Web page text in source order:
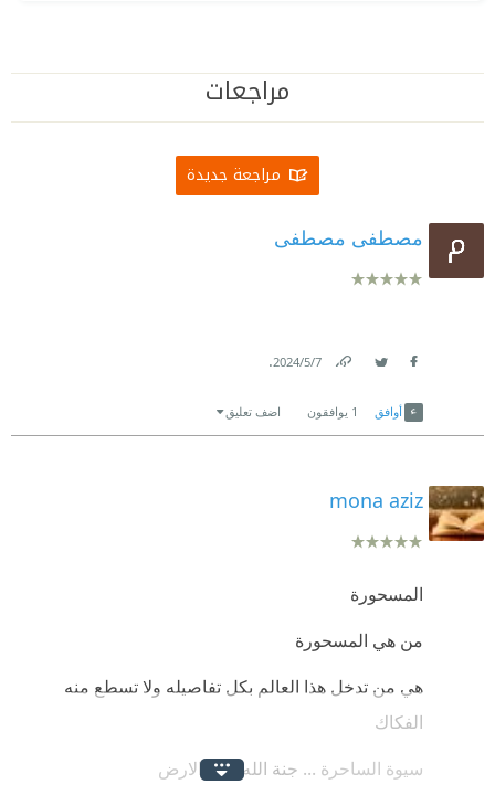
مراجعات
مراجعة جديدة
مصطفى مصطفى
7‏/5‏/2024
.
أوافق 1 يوافقون اضف تعليق
mona aziz
المسحورة
من هي المسحورة
هي من تدخل هذا العالم بكل تفاصيله ولا تسطع منه
الفكاك
سيوة الساحرة ... جنة الله علي الارض